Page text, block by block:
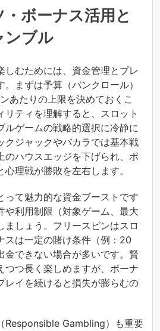
ボーナス活用と
ンブル
しむためには、資金管理とプレ
まずは予算（バンクロール）
あたりの上限を決めておくこ
リティを理解すると、スロット
ルゲームの戦略的選択に冷静に
クジャックやバカラでは基本戦
のハウスエッジを下げられ、ポ
理戦が勝敗を左右します。
って魅力的な資金ブーストです
や利用制限（対象ゲーム、最大
ましょう。フリースピンはスロ
スは一定の賭け条件（例：20
金できない場合が多いです。賢
つつ長く楽しめますが、ボーナ
レイを続けると損失が膨らむの
Responsible Gambling）も重要